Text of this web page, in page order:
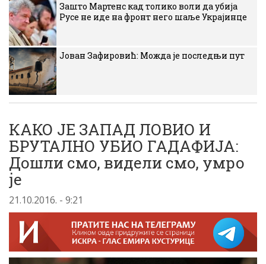
Зашто Мартенс кад толико воли да убија
Русе не иде на фронт него шаље Украјинце
Јован Зафировић: Можда је последњи пут
КАКО ЈЕ ЗАПАД ЛОВИО И
БРУТАЛНО УБИО ГАДАФИЈА:
Дошли смо, видели смо, умро
је
21.10.2016. - 9:21